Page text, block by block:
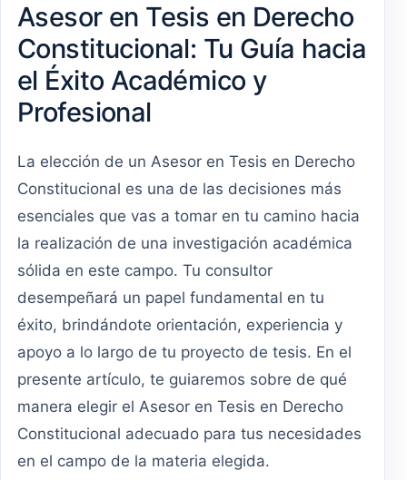
Asesor en Tesis en Derecho
Constitucional: Tu Guía hacia
el Éxito Académico y
Profesional
La elección de un Asesor en Tesis en Derecho
Constitucional es una de las decisiones más
esenciales que vas a tomar en tu camino hacia
la realización de una investigación académica
sólida en este campo. Tu consultor
desempeñará un papel fundamental en tu
éxito, brindándote orientación, experiencia y
apoyo a lo largo de tu proyecto de tesis. En el
presente artículo, te guiaremos sobre de qué
manera elegir el Asesor en Tesis en Derecho
Constitucional adecuado para tus necesidades
en el campo de la materia elegida.